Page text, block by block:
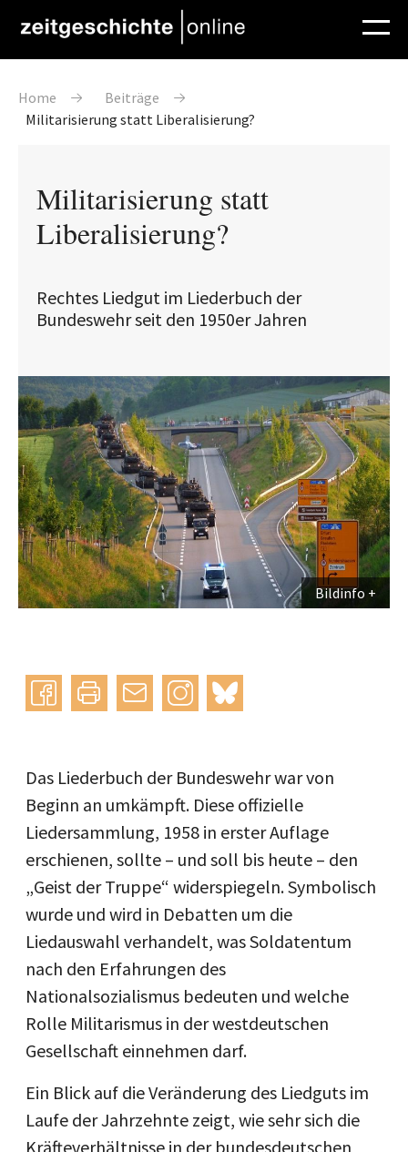
Pfadnavigation
Home
Beiträge
Militarisierung statt Liberalisierung?
Militarisierung statt
Liberalisierung?
Rechtes Liedgut im Liederbuch der
Bundeswehr seit den 1950er Jahren
Bildinfo
Instagram
bluesky
Das Liederbuch der Bundeswehr war von
Beginn an umkämpft. Diese offizielle
Liedersammlung, 1958 in erster Auflage
erschienen, sollte – und soll bis heute – den
„Geist der Truppe“ widerspiegeln. Symbolisch
wurde und wird in Debatten um die
Liedauswahl verhandelt, was Soldatentum
nach den Erfahrungen des
Nationalsozialismus bedeuten und welche
Rolle Militarismus in der westdeutschen
Gesellschaft einnehmen darf.
Ein Blick auf die Veränderung des Liedguts im
Laufe der Jahrzehnte zeigt, wie sehr sich die
Kräfteverhältnisse in der bundesdeutschen